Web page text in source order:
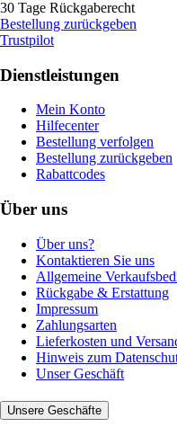
30 Tage Rückgaberecht
Bestellung zurückgeben
Trustpilot
Dienstleistungen
Mein Konto
Hilfecenter
Bestellung verfolgen
Bestellung zurückgeben
Rabattcodes
Über uns
Über uns?
Kontaktieren Sie uns
Allgemeine
Rückgabe & Erstattung
Impressum
Zahlungsarten
Lieferkosten und
Hinweis zum
Unser Geschäft
Unsere Geschäfte